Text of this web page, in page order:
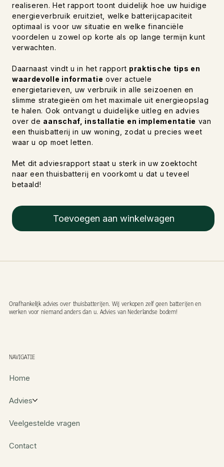
realiseren. Het rapport toont duidelijk hoe uw huidige
energieverbruik eruitziet, welke batterijcapaciteit
optimaal is voor uw situatie en welke financiële
voordelen u zowel op korte als op lange termijn kunt
verwachten.
Daarnaast vindt u in het rapport praktische tips en
waardevolle informatie over actuele
energietarieven, uw verbruik in alle seizoenen en
slimme strategieën om het maximale uit energieopslag
te halen. Ook ontvangt u duidelijke uitleg en advies
over de aanschaf, installatie en implementatie van
een thuisbatterij in uw woning, zodat u precies weet
waar u op moet letten.
Met dit adviesrapport staat u sterk in uw zoektocht
naar een thuisbatterij en voorkomt u dat u teveel
betaald!
Toevoegen aan winkelwagen
NAVIGATIE
Onafhankelijk advies over thuisbatterijen. Wij verkopen zelf geen batterijen en
werken voor niemand anders dan u. Advies van Nederlandse bodem!
Home
Advies
Veelgestelde vragen
Contact